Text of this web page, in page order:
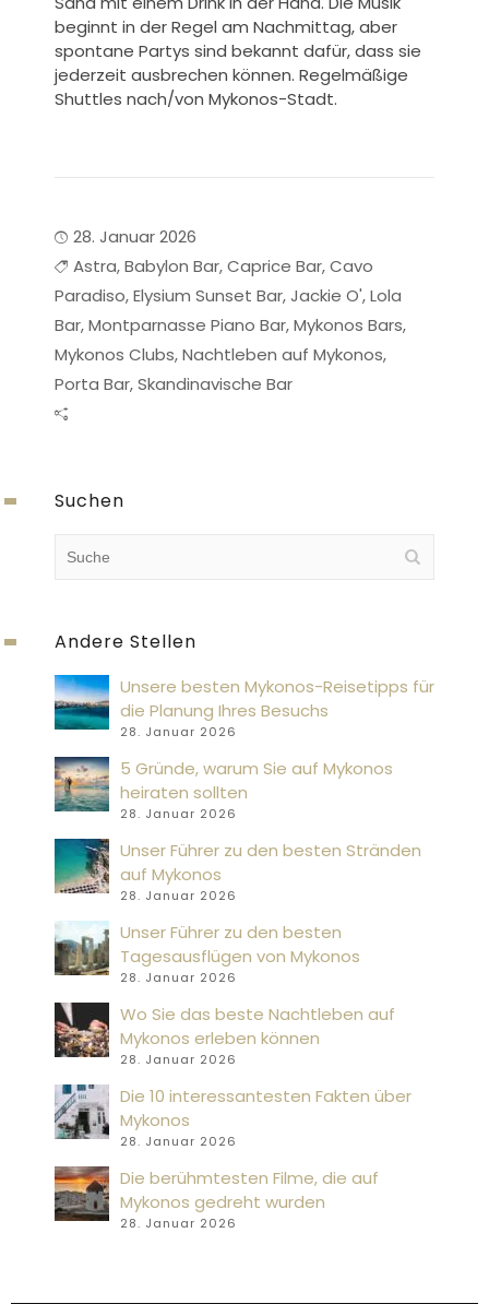
beginnt in der Regel am Nachmittag, aber
spontane Partys sind bekannt dafür, dass sie
jederzeit ausbrechen können. Regelmäßige
Shuttles nach/von Mykonos-Stadt.
28. Januar 2026
Astra,Babylon Bar,Caprice Bar,Cavo
Paradiso,Elysium Sunset Bar,Jackie O',Lola
Bar,Montparnasse Piano Bar,Mykonos Bars,
Mykonos Clubs,Nachtleben auf Mykonos,
Porta Bar,Skandinavische Bar
Suchen
Andere Stellen
Unsere besten Mykonos-Reisetipps für
die Planung Ihres Besuchs
28. Januar 2026
5 Gründe, warum Sie auf Mykonos
heiraten sollten
28. Januar 2026
Unser Führer zu den besten Stränden
auf Mykonos
28. Januar 2026
Unser Führer zu den besten
Tagesausflügen von Mykonos
28. Januar 2026
Wo Sie das beste Nachtleben auf
Mykonos erleben können
28. Januar 2026
Die 10 interessantesten Fakten über
Mykonos
28. Januar 2026
Die berühmtesten Filme, die auf
Mykonos gedreht wurden
28. Januar 2026